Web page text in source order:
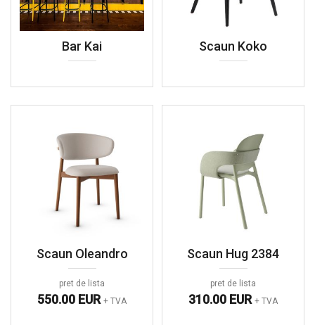
Bar Kai Scaun Koko
Scaun Oleandro
pret de lista
550.00 EUR + TVA
Scaun Hug 2384
pret de lista
310.00 EUR + TVA